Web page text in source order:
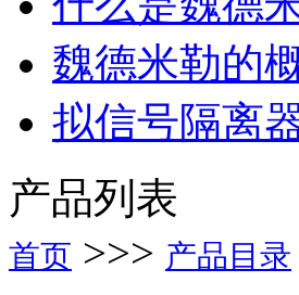
魏德米勒的
拟信号隔离
产品列表
首页 >>> 产品目录